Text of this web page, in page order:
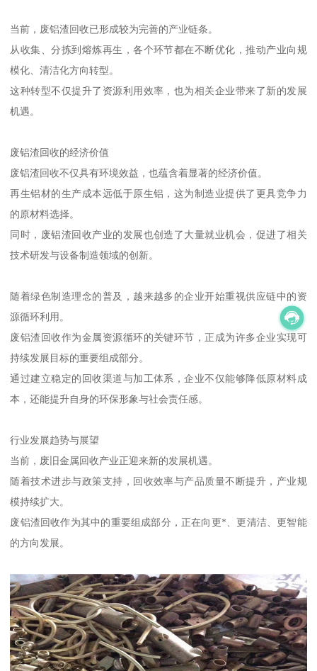
当前，废铝渣回收已形成较为完善的产业链条。
从收集、分拣到熔炼再生，各个环节都在不断优化，推动产业向规
模化、清洁化方向转型。
这种转型不仅提升了资源利用效率，也为相关企业带来了新的发展
机遇。
废铝渣回收的经济价值
废铝渣回收不仅具有环境效益，也蕴含着显著的经济价值。
再生铝材的生产成本远低于原生铝，这为制造业提供了更具竞争力
的原材料选择。
同时，废铝渣回收产业的发展也创造了大量就业机会，促进了相关
技术研发与设备制造领域的创新。
随着绿色制造理念的普及，越来越多的企业开始重视供应链中的资
源循环利用。
废铝渣回收作为金属资源循环的关键环节，正成为许多企业实现可
持续发展目标的重要组成部分。
通过建立稳定的回收渠道与加工体系，企业不仅能够降低原材料成
本，还能提升自身的环保形象与社会责任感。
行业发展趋势与展望
当前，废旧金属回收产业正迎来新的发展机遇。
随着技术进步与政策支持，回收效率与产品质量不断提升，产业规
模持续扩大。
废铝渣回收作为其中的重要组成部分，正在向更*、更清洁、更智能
的方向发展。